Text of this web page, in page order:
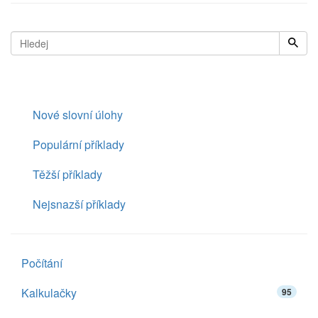
Nové slovní úlohy
Populární příklady
Těžší příklady
Nejsnazší příklady
Počítání
Kalkulačky
95